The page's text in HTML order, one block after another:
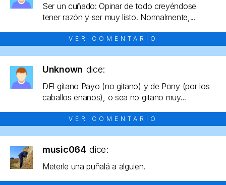
Ser un cuñado: Opinar de todo creyéndose
tener razón y ser muy listo. Normalmente,...
VER COMENTARIO
Unknown dice:
DEl gitano Payo (no gitano) y de Pony (por los
caballos enanos), o sea no gitano muy...
VER COMENTARIO
music064 dice:
Meterle una puñalá a alguien.